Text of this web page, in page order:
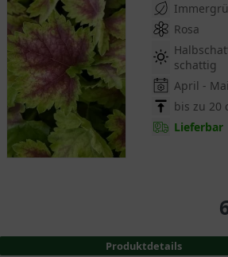
Rosa
schattig
April - Mai
bis zu 20
Lieferbar
Produktdetails